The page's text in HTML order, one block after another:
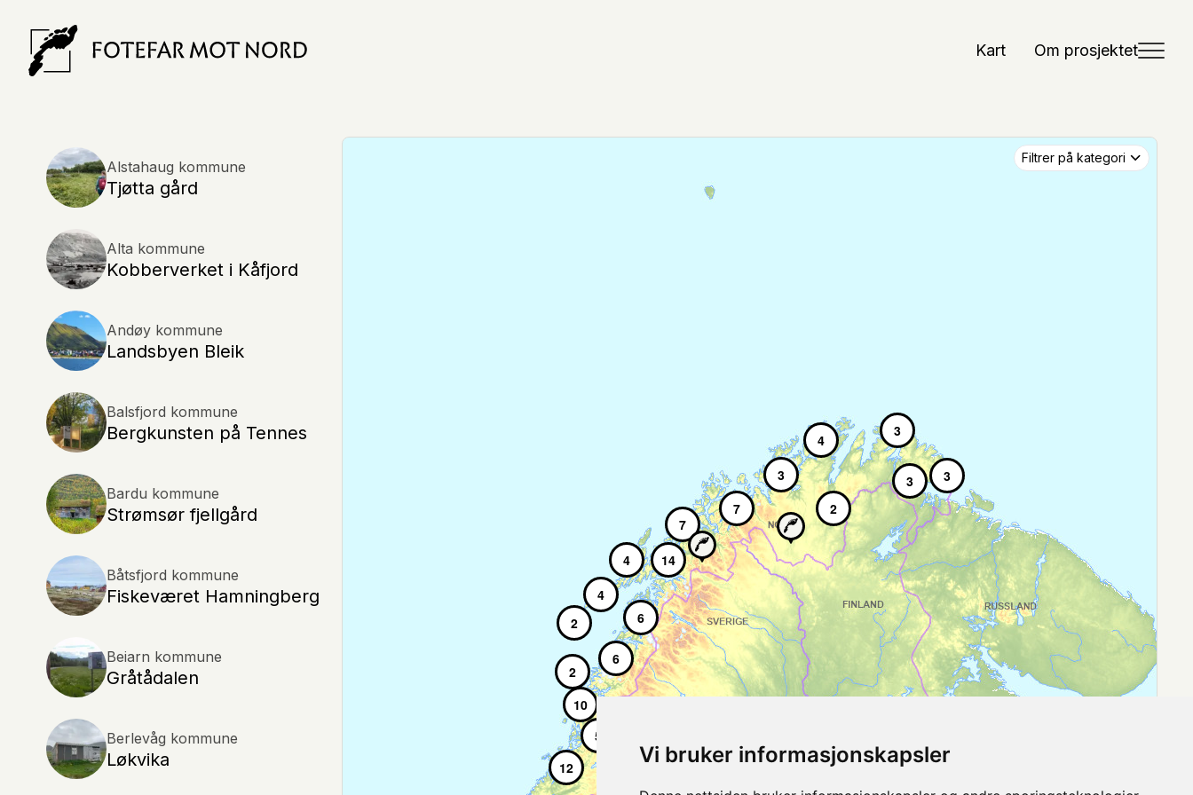
Vi bruker informasjonskapsler
Kart Om prosjektet
Alstahaug kommune
Tjøtta gård
Alta kommune
Kobberverket i Kåfjord
Andøy kommune
Landsbyen Bleik
Balsfjord kommune
Bergkunsten på Tennes
Bardu kommune
Strømsør fjellgård
Båtsfjord kommune
Fiskeværet Hamningberg
Beiarn kommune
Gråtådalen
Berlevåg kommune
Løkvika
Filtrer på kategori
2
3
4
7
7
3
3
3
4
2
2
12
10
5
4
6
6
14